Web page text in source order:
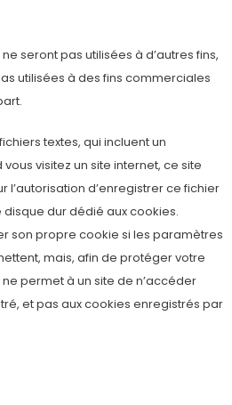
seront pas utilisées à d’autres fins,
utilisées à des fins commerciales
textes, qui incluent un
visitez un site internet, ce site
d’enregistrer ce fichier
dur dédié aux cookies.
son propre cookie si les paramètres
mais, afin de protéger votre
permet à un site de n’accéder
et pas aux cookies enregistrés par